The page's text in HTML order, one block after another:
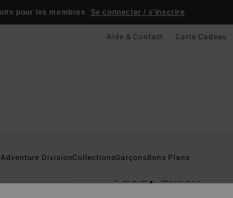
pour les membres Se connecter / s'inscrire
Aide & Contact Carte Cadeau
Adventure DivisionCollectionsGarçonsBons Plans
Vacay Linen
Chemise manches courtes